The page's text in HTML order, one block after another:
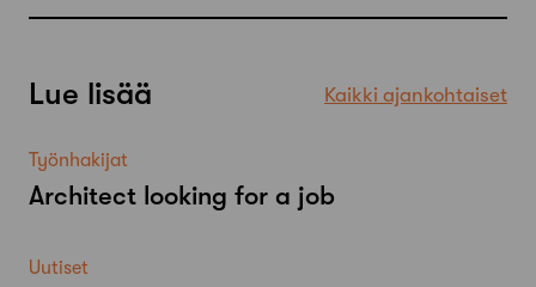
Lue lisää Kaikki ajankohtaiset
Työnhakijat
Architect looking for a job
Uutiset